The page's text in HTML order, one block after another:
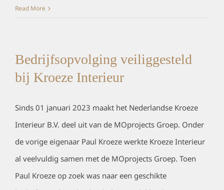
Read More
Bedrijfsopvolging veiliggesteld
bij Kroeze Interieur
Sinds 01 januari 2023 maakt het Nederlandse Kroeze
Interieur B.V. deel uit van de MOprojects Groep. Onder
de vorige eigenaar Paul Kroeze werkte Kroeze Interieur
al veelvuldig samen met de MOprojects Groep. Toen
Paul Kroeze op zoek was naar een geschikte